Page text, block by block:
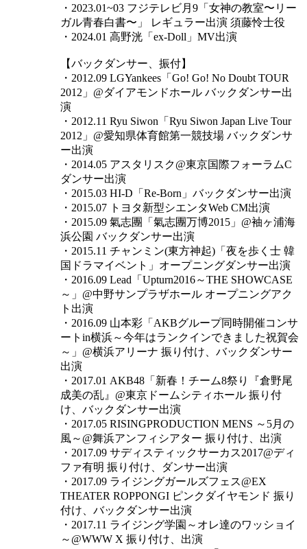
・2023.01~03 フジテレビ月9「女神の教室〜リー
ガル青春白書〜」 レギュラー出演 須藤怜士役
・2024.01 高野洸「ex-Doll」MV出演
【バックダンサー、振付】
・2012.09 LGYankees「Go! Go! No Doubt TOUR
2012」@ダイアモンドホール バックダンサー出
演
・2012.11 Ryu Siwon「Ryu Siwon Japan Live Tour
2012」@愛知県体育館第一競技場 バックダンサ
ー出演
・2014.05 アスタリスク@東京国際フォーラムC
ダンサー出演
・2015.03 HI-D「Re-Born」バックダンサー出演
・2015.07 トヨタ新型シエンタWeb CM出演
・2015.09 氣志團「氣志團万博2015」@袖ヶ浦海
浜公園 バックダンサー出演
・2015.11 チャンミン(東方神起)「夜を歩く士 韓
国ドラマイベント」オープニングダンサー出演
・2016.09 Lead「Upturn2016～THE SHOWCASE
～」@中野サンプラザホール オープニングアク
ト出演
・2016.09 山本彩「AKBグループ同時開催コンサ
ートin横浜～今年はランクインできました祝賀会
～」@横浜アリーナ 振り付け、バックダンサー
出演
・2017.01 AKB48「新春！チーム8祭り『倉野尾
成美の乱』@東京ドームシティホール 振り付
け、バックダンサー出演
・2017.05 RISINGPRODUCTION MENS ～5月の
風～@舞浜アンフィシアター 振り付け、出演
・2017.09 サディスティックサーカス2017@ディ
ファ有明 振り付け、ダンサー出演
・2017.09 ライジングガールズフェス@EX
THEATER ROPPONGI ピンクダイヤモンド 振り
付け、バックダンサー出演
・2017.11 ライジング学園～オレ達のワッショイ
～@WWW X 振り付け、出演